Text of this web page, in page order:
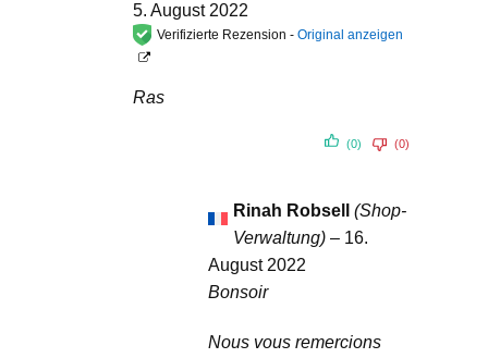
5
5. August 2022
Verifizierte Rezension -Original anzeigen
Ras
(0) (0)
Rinah Robsell(Shop-
Verwaltung) – 16.
August 2022
Bonsoir
Nous vous remercions